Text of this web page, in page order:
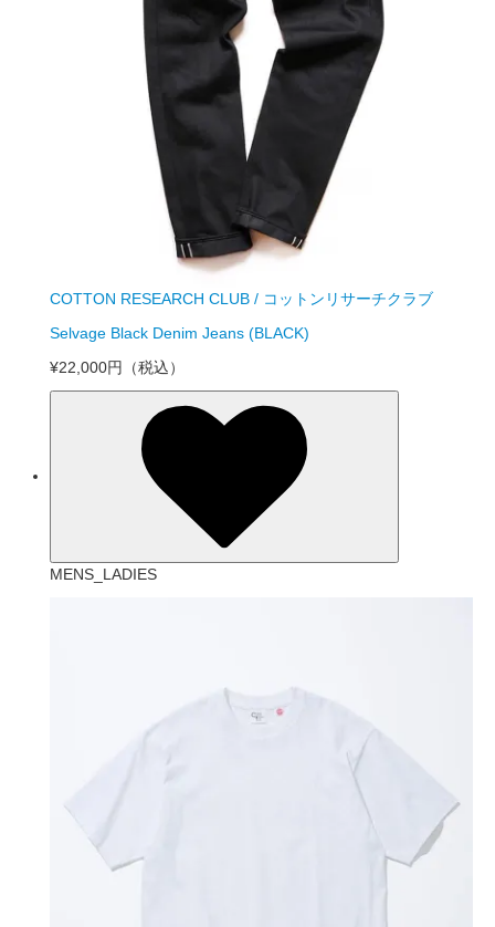
COTTON RESEARCH CLUB / コットンリサーチクラブ
Selvage Black Denim Jeans (BLACK)
¥22,000円
（税込）
MENS_LADIES